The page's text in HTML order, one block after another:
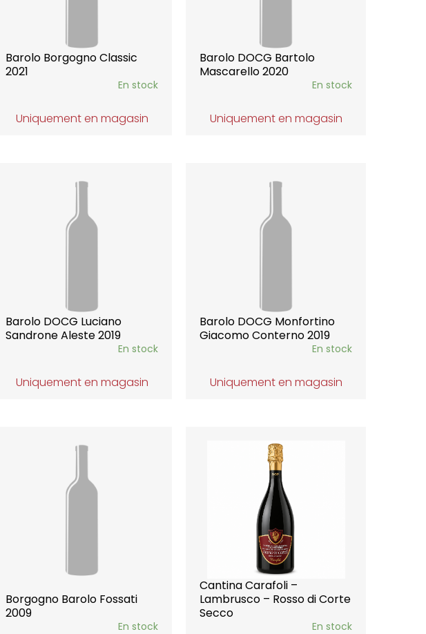
Barolo Borgogno Classic
2021
En stock
Uniquement en magasin
Barolo DOCG Bartolo
Mascarello 2020
En stock
Uniquement en magasin
Barolo DOCG Luciano
Sandrone Aleste 2019
En stock
Uniquement en magasin
Barolo DOCG Monfortino
Giacomo Conterno 2019
En stock
Uniquement en magasin
Borgogno Barolo Fossati
2009
En stock
Cantina Carafoli –
Lambrusco – Rosso di Corte
Secco
En stock